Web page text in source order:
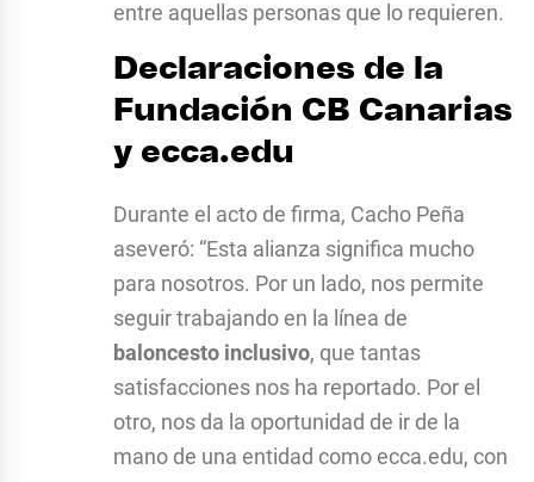
entre aquellas personas que lo requieren.
Declaraciones de la
Fundación CB Canarias
y ecca.edu
Durante el acto de firma, Cacho Peña
aseveró: “Esta alianza significa mucho
para nosotros. Por un lado, nos permite
seguir trabajando en la línea de
baloncesto inclusivo, que tantas
satisfacciones nos ha reportado. Por el
otro, nos da la oportunidad de ir de la
mano de una entidad como ecca.edu, con